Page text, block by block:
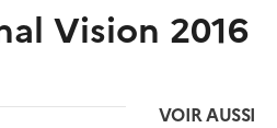
Vision 2016
VOIR AUSSI